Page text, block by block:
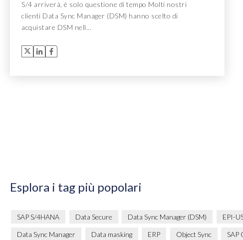
S/4 arriverà, è solo questione di tempo Molti nostri
clienti Data Sync Manager (DSM) hanno scelto di
acquistare DSM nell...
Esplora i tag più popolari
SAP S/4HANA Data Secure Data Sync Manager (DSM) EPI-
Data Sync Manager Data masking ERP Object Sync SAP